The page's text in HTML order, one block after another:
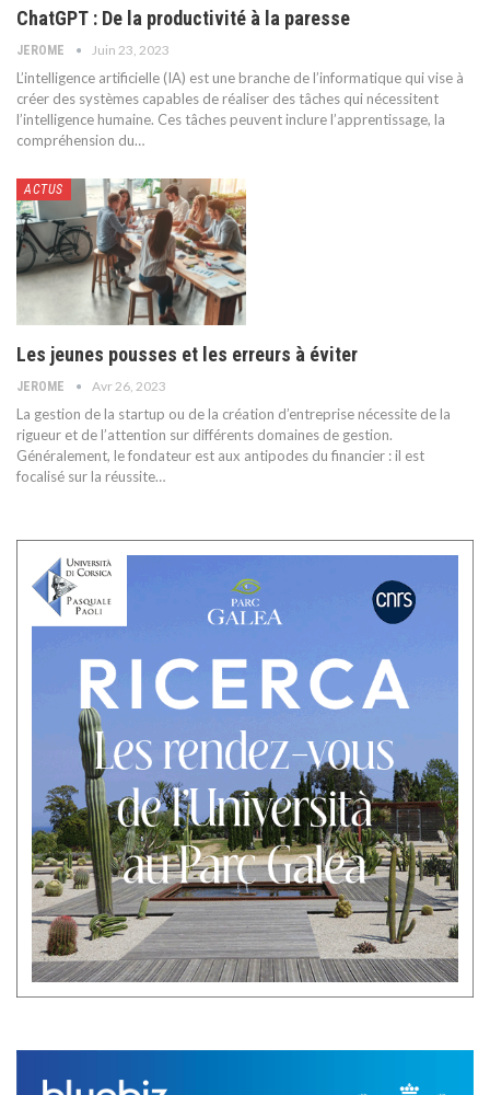
ChatGPT : De la productivité à la paresse
JEROME Juin 23, 2023
L’intelligence artificielle (IA) est une branche de l’informatique qui vise à
créer des systèmes capables de réaliser des tâches qui nécessitent
l’intelligence humaine. Ces tâches peuvent inclure l’apprentissage, la
compréhension du…
ACTUS
Les jeunes pousses et les erreurs à éviter
JEROME Avr 26, 2023
La gestion de la startup ou de la création d’entreprise nécessite de la
rigueur et de l’attention sur différents domaines de gestion.
Généralement, le fondateur est aux antipodes du financier : il est
focalisé sur la réussite…